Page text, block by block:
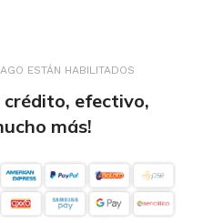
ESTÁN HABILITADOS
crédito, efectivo,
más!